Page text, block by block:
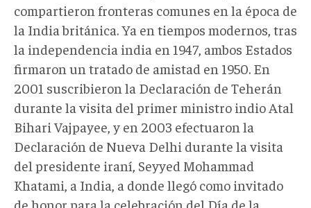
compartieron fronteras comunes en la época de
la India británica. Ya en tiempos modernos, tras
la independencia india en 1947, ambos Estados
firmaron un tratado de amistad en 1950. En
2001 suscribieron la Declaración de Teherán
durante la visita del primer ministro indio Atal
Bihari Vajpayee, y en 2003 efectuaron la
Declaración de Nueva Delhi durante la visita
del presidente iraní, Seyyed Mohammad
Khatami, a India, a donde llegó como invitado
de honor para la celebración del Día de la